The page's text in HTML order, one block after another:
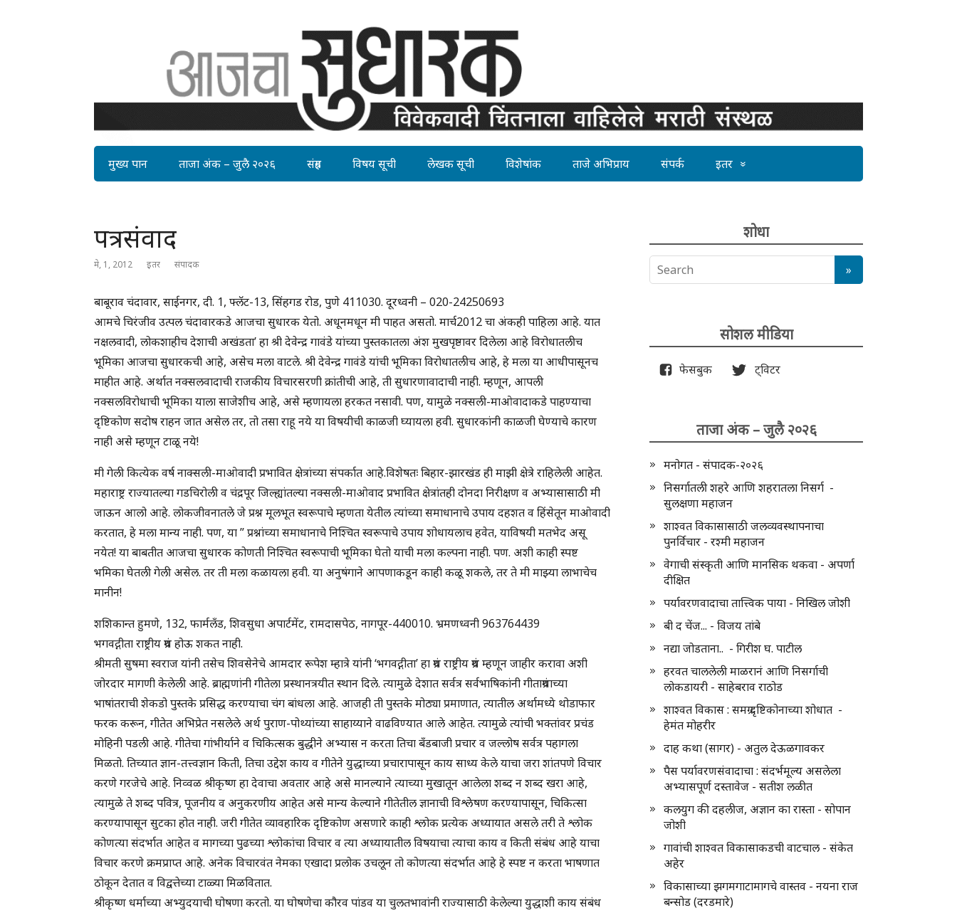
मुख्य पान ताजा अंक – जुलै २०२६ संग्रह विषय सूची लेखक सूची विशेषांक ताजे अभिप्राय संपर्क इतर
पत्रसंवाद
मे, 1, 2012 इतर संपादक
बाबूराव चंदावार, साईनगर, दी. 1, फ्लॅट-13, सिंहगड रोड, पुणे 411030. दूरध्वनी – 020-24250693
आमचे चिरंजीव उत्पल चंदावारकडे आजचा सुधारक येतो. अधूनमधून मी पाहत असतो. मार्च2012 चा अंकही पाहिला आहे. यात
नक्षलवादी, लोकशाहीच देशाची अखंडता’ हा श्री देवेन्द्र गावंडे यांच्या पुस्तकातला अंश मुखपृष्ठावर दिलेला आहे विरोधातलीच
भूमिका आजचा सुधारकची आहे, असेच मला वाटले. श्री देवेन्द्र गावंडे यांची भूमिका विरोधातलीच आहे, हे मला या आधीपासूनच
माहीत आहे. अर्थात नक्सलवादाची राजकीय विचारसरणी क्रांतीची आहे, ती सुधारणावादाची नाही. म्हणून, आपली
नक्सलविरोधाची भूमिका याला साजेशीच आहे, असे म्हणायला हरकत नसावी. पण, यामुळे नक्सली-माओवादाकडे पाहण्याचा
दृष्टिकोण सदोष राहन जात असेल तर, तो तसा राहू नये या विषयीची काळजी घ्यायला हवी. सुधारकांनी काळजी घेण्याचे कारण
नाही असे म्हणून टाळू नये!
मी गेली कित्येक वर्ष नाक्सली-माओवादी प्रभावित क्षेत्रांच्या संपर्कात आहे.विशेषतः बिहार-झारखंड ही माझी क्षेत्रे राहिलेली आहेत.
महाराष्ट्र राज्यातल्या गडचिरोली व चंद्रपूर जिल्ह्यांतल्या नक्सली-माओवाद प्रभावित क्षेत्रांतही दोनदा निरीक्षण व अभ्यासासाठी मी
जाऊन आलो आहे. लोकजीवनातले जे प्रश्न मूलभूत स्वरूपाचे म्हणता येतील त्यांच्या समाधानाचे उपाय दहशत व हिंसेतून माओवादी
करतात, हे मला मान्य नाही. पण, या ” प्रश्नांच्या समाधानाचे निश्चित स्वरूपाचे उपाय शोधायलाच हवेत, याविषयी मतभेद असू
नयेत! या बाबतीत आजचा सुधारक कोणती निश्चित स्वरूपाची भूमिका घेतो याची मला कल्पना नाही. पण. अशी काही स्पष्ट
भमिका घेतली गेली असेल. तर ती मला कळायला हवी. या अनुषंगाने आपणाकडून काही कळू शकले, तर ते मी माझ्या लाभाचेच
मानीन!
शशिकान्त हुमणे, 132, फार्मलँड, शिवसुधा अपार्टमेंट, रामदासपेठ, नागपूर-440010. भ्रमणध्वनी 963764439
भगवद्गीता राष्ट्रीय ग्रंथ होऊ शकत नाही.
श्रीमती सुषमा स्वराज यांनी तसेच शिवसेनेचे आमदार रूपेश म्हात्रे यांनी ‘भगवद्गीता’ हा ग्रंथ राष्ट्रीय ग्रंथ म्हणून जाहीर करावा अशी
जोरदार मागणी केलेली आहे. ब्राह्मणांनी गीतेला प्रस्थानत्रयीत स्थान दिले. त्यामुळे देशात सर्वत्र सर्वभाषिकांनी गीताग्रंथाच्या
भाषांतराची शेकडो पुस्तके प्रसिद्ध करण्याचा चंग बांधला आहे. आजही ती पुस्तके मोठ्या प्रमाणात, त्यातील अर्थामध्ये थोडाफार
फरक करून, गीतेत अभिप्रेत नसलेले अर्थ पुराण-पोथ्यांच्या साहाय्याने वाढविण्यात आले आहेत. त्यामुळे त्यांची भक्तांवर प्रचंड
मोहिनी पडली आहे. गीतेचा गांभीर्याने व चिकित्सक बुद्धीने अभ्यास न करता तिचा बँडबाजी प्रचार व जल्लोष सर्वत्र पहागला
मिळतो. तिच्यात ज्ञान-तत्त्वज्ञान किती, तिचा उद्देश काय व गीतेने युद्धाच्या प्रचारापासून काय साध्य केले याचा जरा शांतपणे विचार
करणे गरजेचे आहे. निव्वळ श्रीकृष्ण हा देवाचा अवतार आहे असे मानल्याने त्याच्या मुखातून आलेला शब्द न शब्द खरा आहे,
त्यामुळे ते शब्द पवित्र, पूजनीय व अनुकरणीय आहेत असे मान्य केल्याने गीतेतील ज्ञानाची विश्लेषण करण्यापासून, चिकित्सा
करण्यापासून सुटका होत नाही. जरी गीतेत व्यावहारिक दृष्टिकोण असणारे काही श्लोक प्रत्येक अध्यायात असले तरी ते श्लोक
कोणत्या संदर्भात आहेत व मागच्या पुढच्या श्लोकांचा विचार व त्या अध्यायातील विषयाचा त्याचा काय व किती संबंध आहे याचा
विचार करणे क्रमप्राप्त आहे. अनेक विचारवंत नेमका एखादा प्रलोक उचलून तो कोणत्या संदर्भात आहे हे स्पष्ट न करता भाषणात
ठोकून देतात व विद्वत्तेच्या टाळ्या मिळवितात.
श्रीकृष्ण धर्माच्या अभ्युदयाची घोषणा करतो. या घोषणेचा कौरव पांडव या चुलतभावांनी राज्यासाठी केलेल्या युद्धाशी काय संबंध
शोधा
सोशल मीडिया
फेसबुक ट्विटर
ताजा अंक – जुलै २०२६
मनोगत - संपादक-२०२६
निसर्गातली शहरे आणि शहरातला निसर्ग -
सुलक्षणा महाजन
शाश्वत विकासासाठी जलव्यवस्थापनाचा
पुनर्विचार - रश्मी महाजन
वेगाची संस्कृती आणि मानसिक थकवा - अपर्णा
दीक्षित
पर्यावरणवादाचा तात्त्विक पाया - निखिल जोशी
बी द चेंज... - विजय तांबे
नद्या जोडताना.. - गिरीश घ. पाटील
हरवत चाललेली माळरानं आणि निसर्गाची
लोकडायरी - साहेबराव राठोड
शाश्वत विकास : समग्र दृष्टिकोनाच्या शोधात -
हेमंत मोहरीर
दाह कथा (सागर) - अतुल देऊळगावकर
पैस पर्यावरणसंवादाचा : संदर्भमूल्य असलेला
अभ्यासपूर्ण दस्तावेज - सतीश लळीत
कलयुग की दहलीज, अज्ञान का रास्ता - सोपान
जोशी
गावांची शाश्वत विकासाकडची वाटचाल - संकेत
अहेर
विकासाच्या झगमगाटामागचे वास्तव - नयना राज
बन्सोड (दरडमारे)